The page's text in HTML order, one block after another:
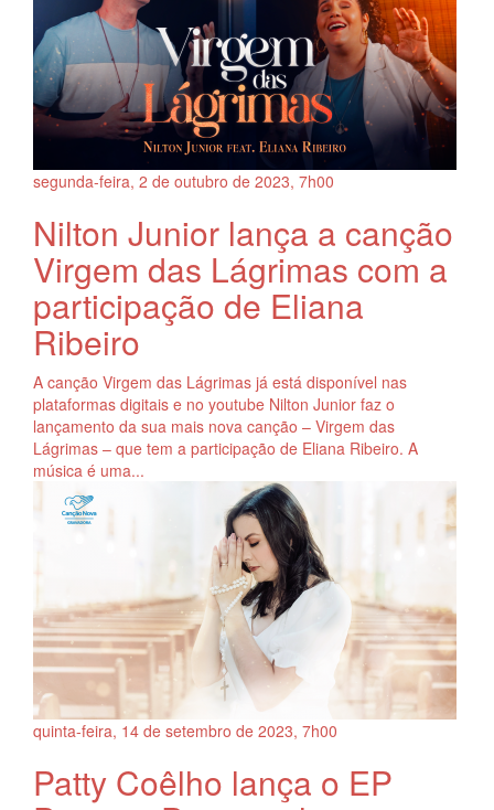
segunda-feira, 2 de outubro de 2023, 7h00
Nilton Junior lança a canção
Virgem das Lágrimas com a
participação de Eliana
Ribeiro
A canção Virgem das Lágrimas já está disponível nas
plataformas digitais e no youtube Nilton Junior faz o
lançamento da sua mais nova canção – Virgem das
Lágrimas – que tem a participação de Eliana Ribeiro. A
música é uma...
quinta-feira, 14 de setembro de 2023, 7h00
Patty Coêlho lança o EP